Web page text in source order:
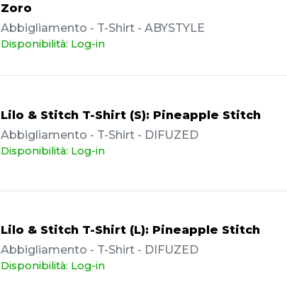
Zoro
Abbigliamento - T-Shirt - ABYSTYLE
Disponibilità: Log-in
Lilo & Stitch T-Shirt (S): Pineapple Stitch
Abbigliamento - T-Shirt - DIFUZED
Disponibilità: Log-in
Lilo & Stitch T-Shirt (L): Pineapple Stitch
Abbigliamento - T-Shirt - DIFUZED
Disponibilità: Log-in